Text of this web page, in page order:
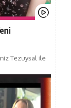
Tezuysal ile